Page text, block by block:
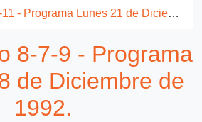
- Programa Lunes 21 de Diciembre de 1992.
8-7-9 - Programa
de Diciembre de
1992.